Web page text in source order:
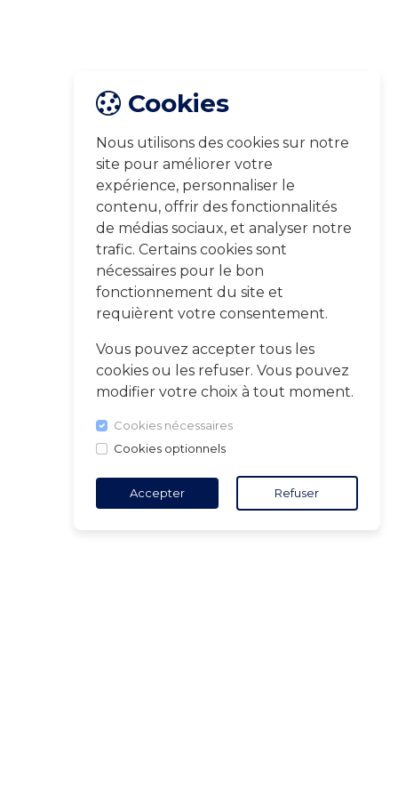
Cookies
Nous utilisons des cookies sur notre
site pour améliorer votre
expérience, personnaliser le
contenu, offrir des fonctionnalités
de médias sociaux, et analyser notre
trafic. Certains cookies sont
nécessaires pour le bon
fonctionnement du site et
requièrent votre consentement.
Vous pouvez accepter tous les
cookies ou les refuser. Vous pouvez
modifier votre choix à tout moment.
Cookies nécessaires
Cookies optionnels
Accepter Refuser